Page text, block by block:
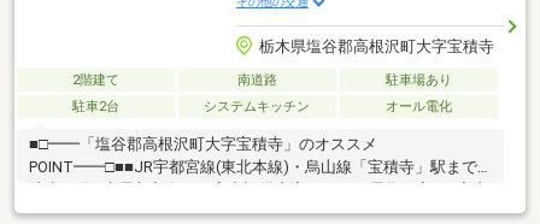
栃木県塩谷郡高根沢町大字宝積寺
2階建て 南道路
駐車場あり
駐車2台
システムキッチン オール電化
■□━━「塩谷郡高根沢町大字宝積寺」のオススメ
POINT━━□■■JR宇都宮線(東北本線)・烏山線「宝積寺」駅まで
動線に配慮された間取り。1階は回遊性があり、水廻りが集約され